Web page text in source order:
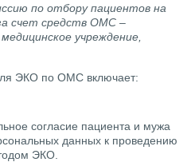
по отбору пациентов на
счет средств ОМС –
учреждение,
ЭКО по ОМС включает:
согласие пациента и мужа
данных к проведению
ЭКО.